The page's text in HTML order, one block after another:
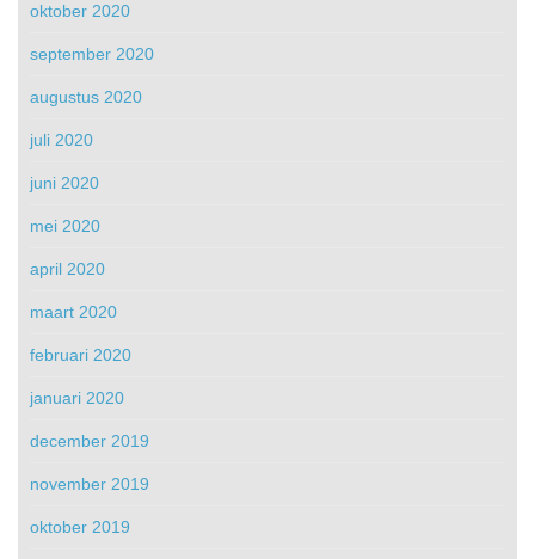
oktober 2020
september 2020
augustus 2020
juli 2020
juni 2020
mei 2020
april 2020
maart 2020
februari 2020
januari 2020
december 2019
november 2019
oktober 2019